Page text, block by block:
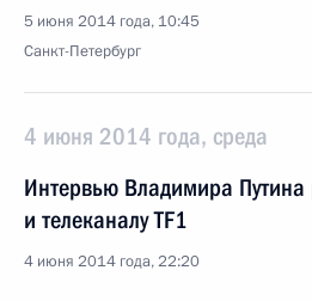
5 июня 2014 года, 10:45
Санкт-Петербург
4 июня 2014 года, среда
Интервью Владимира Путина
и телеканалу TF1
4 июня 2014 года, 22:20